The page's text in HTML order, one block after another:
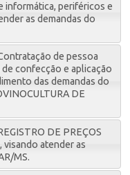
informática, periféricos e
as demandas do
de pessoa
confecção e aplicação
das demandas do
DE
DE PREÇOS
visando atender as
MS.